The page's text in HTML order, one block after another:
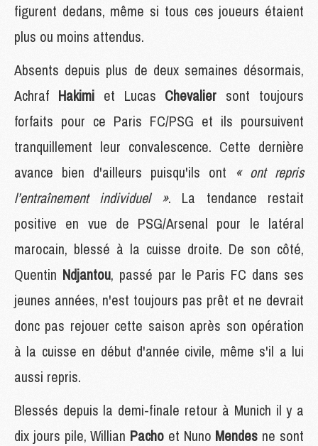
figurent dedans, même si tous ces joueurs étaient
plus ou moins attendus.
Absents depuis plus de deux semaines désormais,
Achraf Hakimi et Lucas Chevalier sont toujours
forfaits pour ce Paris FC/PSG et ils poursuivent
tranquillement leur convalescence. Cette dernière
avance bien d'ailleurs puisqu'ils ont « ont repris
l’entraînement individuel ». La tendance restait
positive en vue de PSG/Arsenal pour le latéral
marocain, blessé à la cuisse droite. De son côté,
Quentin Ndjantou, passé par le Paris FC dans ses
jeunes années, n'est toujours pas prêt et ne devrait
donc pas rejouer cette saison après son opération
à la cuisse en début d'année civile, même s'il a lui
aussi repris.
Blessés depuis la demi-finale retour à Munich il y a
dix jours pile, Willian Pacho et Nuno Mendes ne sont